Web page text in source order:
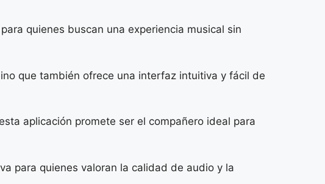
quienes buscan una experiencia musical sin
que también ofrece una interfaz intuitiva y fácil de
aplicación promete ser el compañero ideal para
para quienes valoran la calidad de audio y la